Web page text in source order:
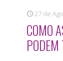
27 de
COMO